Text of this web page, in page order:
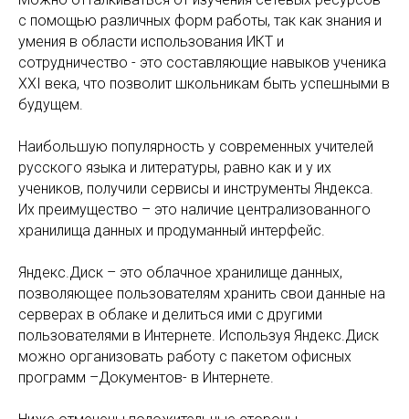
с помощью различных форм работы, так как знания и
умения в области использования ИКТ и
сотрудничество - это составляющие навыков ученика
XXI века, что позволит школьникам быть успешными в
будущем.
Наибольшую популярность у современных учителей
русского языка и литературы, равно как и у их
учеников, получили сервисы и инструменты Яндекса.
Их преимущество – это наличие централизованного
хранилища данных и продуманный интерфейс.
Яндекс.Диск – это облачное хранилище данных,
позволяющее пользователям хранить свои данные на
серверах в облаке и делиться ими с другими
пользователями в Интернете. Используя Яндекс.Диск
можно организовать работу с пакетом офисных
программ –Документов- в Интернете.